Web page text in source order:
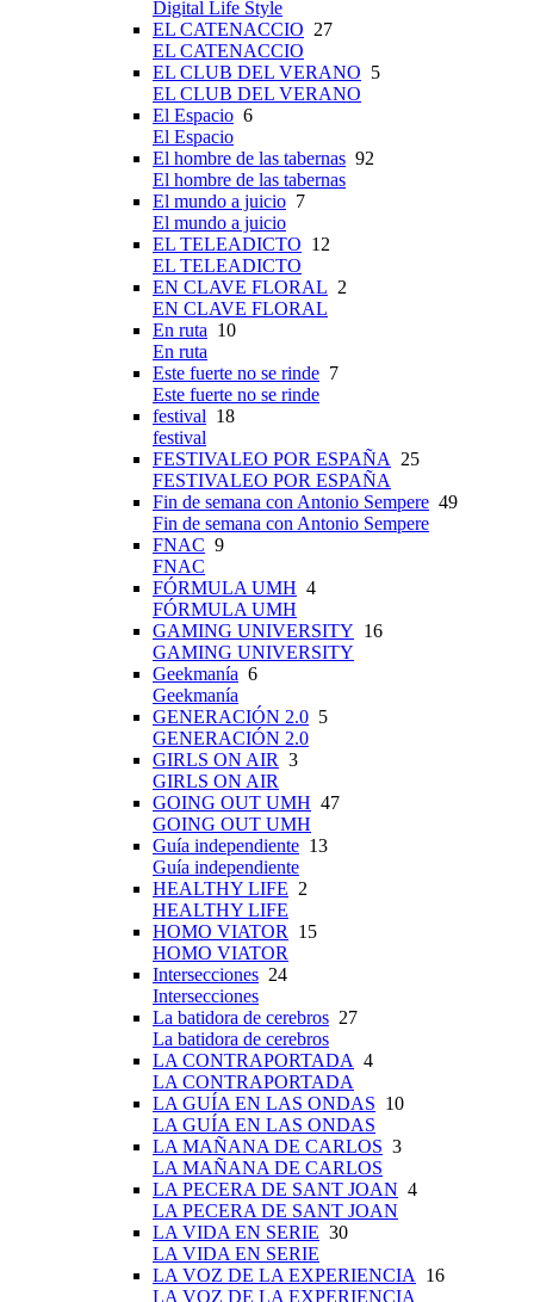
Digital Life Style
EL CATENACCIO 27
EL CATENACCIO
EL CLUB DEL VERANO 5
EL CLUB DEL VERANO
El Espacio 6
El Espacio
El hombre de las tabernas 92
El hombre de las tabernas
El mundo a juicio 7
El mundo a juicio
EL TELEADICTO 12
EL TELEADICTO
EN CLAVE FLORAL 2
EN CLAVE FLORAL
En ruta 10
En ruta
Este fuerte no se rinde 7
Este fuerte no se rinde
festival 18
festival
FESTIVALEO POR ESPAÑA 25
FESTIVALEO POR ESPAÑA
Fin de semana con Antonio Sempere 49
Fin de semana con Antonio Sempere
FNAC 9
FNAC
FÓRMULA UMH 4
FÓRMULA UMH
GAMING UNIVERSITY 16
GAMING UNIVERSITY
Geekmanía 6
Geekmanía
GENERACIÓN 2.0 5
GENERACIÓN 2.0
GIRLS ON AIR 3
GIRLS ON AIR
GOING OUT UMH 47
GOING OUT UMH
Guía independiente 13
Guía independiente
HEALTHY LIFE 2
HEALTHY LIFE
HOMO VIATOR 15
HOMO VIATOR
Intersecciones 24
Intersecciones
La batidora de cerebros 27
La batidora de cerebros
LA CONTRAPORTADA 4
LA CONTRAPORTADA
LA GUÍA EN LAS ONDAS 10
LA GUÍA EN LAS ONDAS
LA MAÑANA DE CARLOS 3
LA MAÑANA DE CARLOS
LA PECERA DE SANT JOAN 4
LA PECERA DE SANT JOAN
LA VIDA EN SERIE 30
LA VIDA EN SERIE
LA VOZ DE LA EXPERIENCIA 16
LA VOZ DE LA EXPERIENCIA